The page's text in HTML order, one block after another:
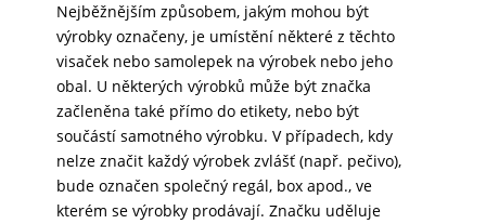
Nejběžnějším způsobem, jakým mohou být
výrobky označeny, je umístění některé z těchto
visaček nebo samolepek na výrobek nebo jeho
obal. U některých výrobků může být značka
začleněna také přímo do etikety, nebo být
součástí samotného výrobku. V případech, kdy
nelze značit každý výrobek zvlášť (např. pečivo),
bude označen společný regál, box apod., ve
kterém se výrobky prodávají. Značku uděluje